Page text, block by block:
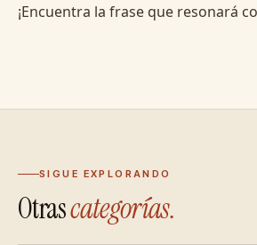
¡Encuentra la frase que resonará
SIGUE EXPLORANDO
Otrascategorías.